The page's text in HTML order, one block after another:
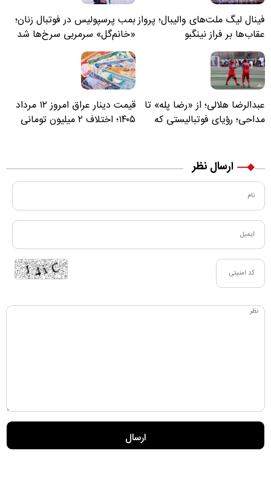
فینال لیگ ملت‌های والیبال؛ پرواز
عقاب‌ها بر فراز نینگبو
بمب پرسپولیس در فوتبال زنان؛
«خانم‌گل» سرمربی سرخ‌ها شد
عبدالرضا هلالی؛ از «رضا پله» تا
مداحی؛ رؤیای فوتبالیستی که
قیمت دینار عراق امروز ۱۲ مرداد
۱۴۰۵؛ اختلاف ۲ میلیون تومانی
ارسال نظر